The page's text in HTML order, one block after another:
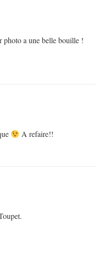
photo a une belle bouille !
A refaire!!